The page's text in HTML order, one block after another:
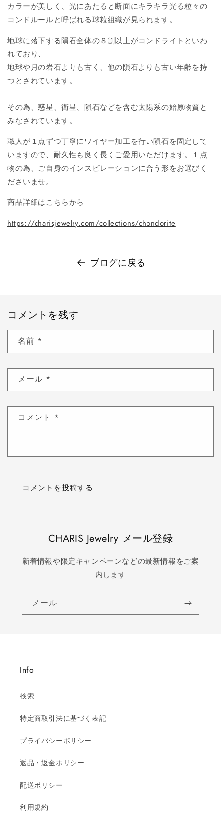
カラーが美しく、光にあたると断面にキラキラ光る粒々の
コンドルールと呼ばれる球粒組織が見られます。
地球に落下する隕石全体の８割以上がコンドライトといわ
れており、
地球や月の岩石よりも古く、他の隕石よりも古い年齢を持
つとされています。
その為、惑星、衛星、隕石などを含む太陽系の始原物質と
みなされています。
職人が１点ずつ丁寧にワイヤー加工を行い隕石を固定して
いますので、耐久性も良く長くご愛用いただけます。１点
物の為、ご自身のインスピレーションに合う形をお選びく
ださいませ。
商品詳細はこちらから
https://charisjewelry.com/collections/chondorite
ブログに戻る
コメントを残す
名前 *
メール *
コメント *
CHARIS Jewelry メール登録
新着情報や限定キャンペーンなどの最新情報をご案
内します
メール
Info
検索
特定商取引法に基づく表記
プライバシーポリシー
返品・返金ポリシー
配送ポリシー
利用規約